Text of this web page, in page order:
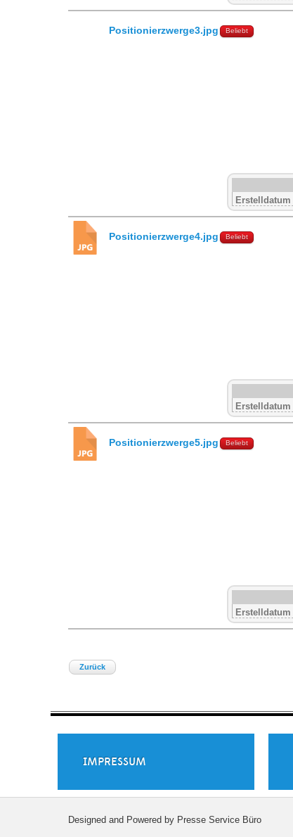
Positionierzwerge3.jpg Beliebt
Erstelldatum
Positionierzwerge4.jpg Beliebt
Erstelldatum
Positionierzwerge5.jpg Beliebt
Erstelldatum
Zurück
IMPRESSUM
Designed and Powered by Presse Service Büro